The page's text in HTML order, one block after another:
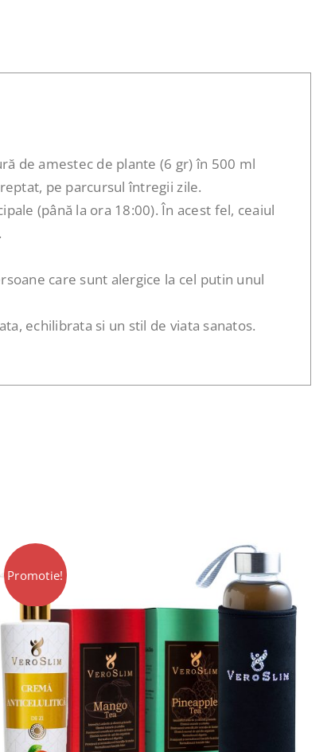
de amestec de plante (6 gr) în 500 ml
pe parcursul întregii zile.
(până la ora 18:00). În acest fel, ceaiul
care sunt alergice la cel putin unul
echilibrata si un stil de viata sanatos.
Promotie!